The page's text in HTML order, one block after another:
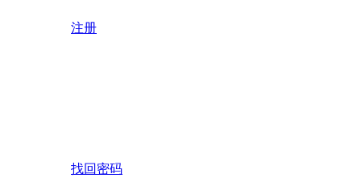
注册
找回密码